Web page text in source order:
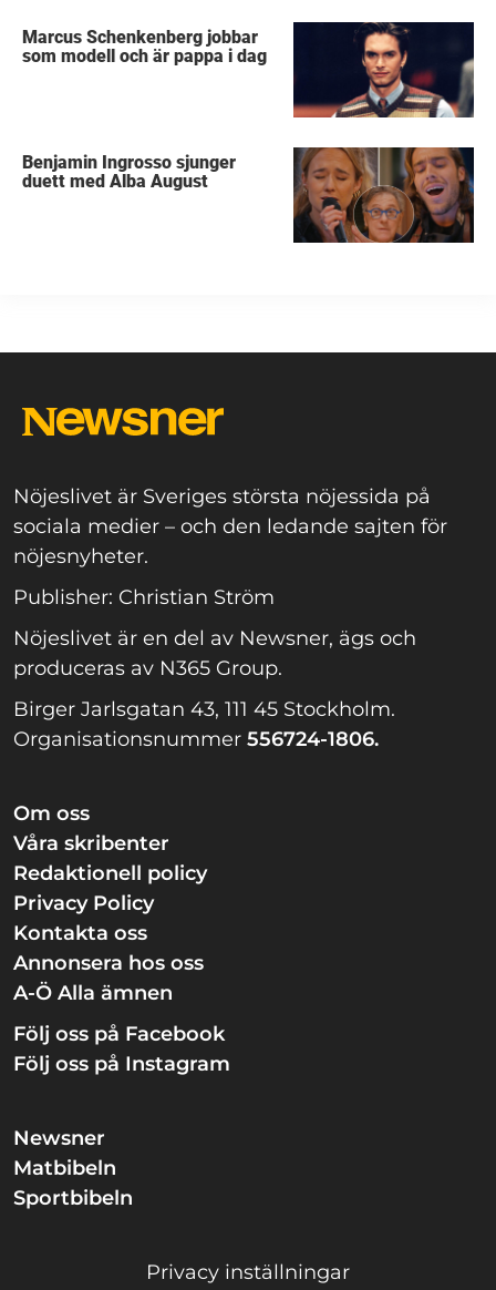
Marcus Schenkenberg jobbar
som modell och är pappa i dag
Benjamin Ingrosso sjunger
duett med Alba August
Nöjeslivet är Sveriges största nöjessida på
sociala medier – och den ledande sajten för
nöjesnyheter.
Publisher: Christian Ström
Nöjeslivet är en del av Newsner, ägs och
produceras av N365 Group.
Birger Jarlsgatan 43, 111 45 Stockholm.
Organisationsnummer 556724-1806.
Om oss
Våra skribenter
Redaktionell policy
Privacy Policy
Kontakta oss
Annonsera hos oss
A-Ö Alla ämnen
Följ oss på Facebook
Följ oss på Instagram
Newsner
Matbibeln
Sportbibeln
Privacy inställningar